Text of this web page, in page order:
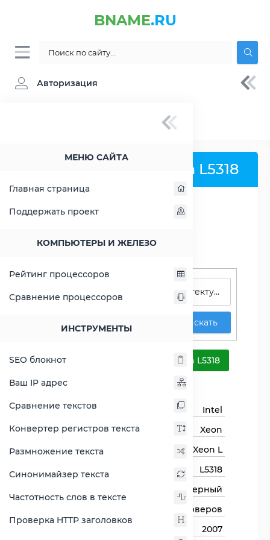
BNAME.RU
Авторизация
МЕНЮ САЙТА
Главная страница
Поддержать проект
КОМПЬЮТЕРЫ И ЖЕЛЕЗО
Рейтинг процессоров
Сравнение процессоров
ИНСТРУМЕНТЫ
SEO блокнот
Ваш IP адрес
Сравнение текстов
Конвертер регистров текста
Размножение текста
Синонимайзер текста
Частотность слов в тексте
Проверка HTTP заголовков
» Процессор Intel Xeon L5318 -
Процессор Intel Xeon L5318
РАСШИРИТЬ СЛЕВА
Искать
Xeon L5318 Сравнить Xeon L5318
Основная информация
Бренд
Intel
Семейство процессоров
Xeon
Линейка процессора
Xeon L
Модель процессора
L5318
Серверный
Для серверов
2007